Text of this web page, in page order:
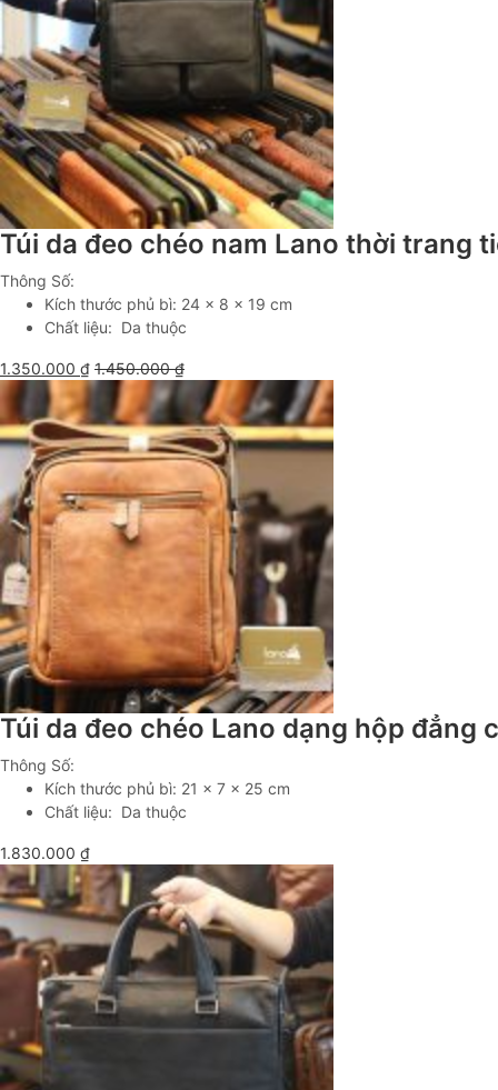
Túi da đeo chéo nam Lano thời trang
Thông Số:
Kích thước phủ bì: 24 x 8 x 19 cm
Chất liệu: Da thuộc
1.350.000 ₫ 1.450.000₫
Túi da đeo chéo Lano dạng hộp đẳng
Thông Số:
Kích thước phủ bì: 21 x 7 x 25 cm
Chất liệu: Da thuộc
1.830.000 ₫